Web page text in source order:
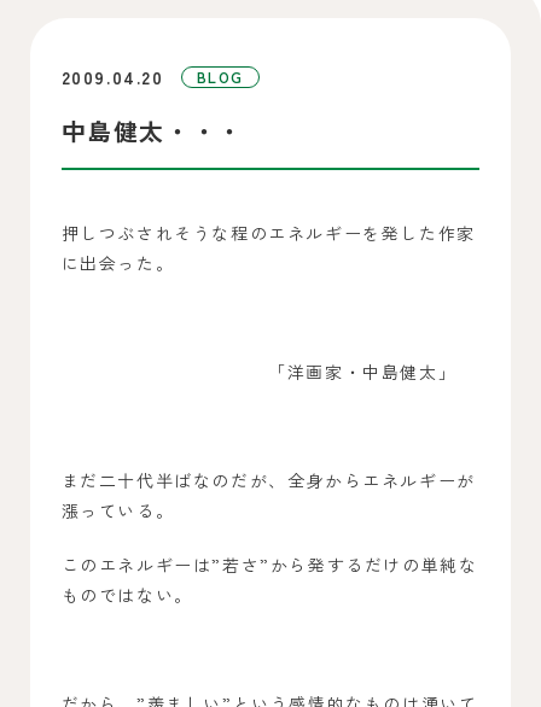
2009.04.20 BLOG
中島健太・・・
押しつぶされそうな程のエネルギーを発した作家
に出会った。
「洋画家・中島健太」
まだ二十代半ばなのだが、全身からエネルギーが
漲っている。
このエネルギーは”若さ”から発するだけの単純な
ものではない。